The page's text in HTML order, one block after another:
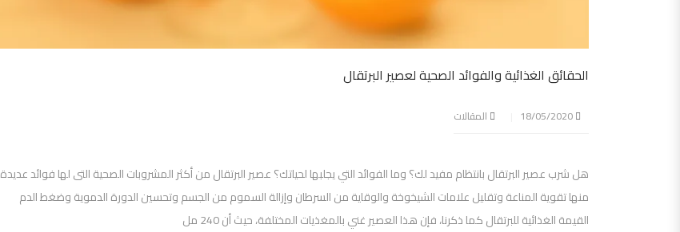
الحقائق الغذائية والفوائد الصحية لعصير البرتقال
المقالات
هل شرب عصير البرتقال بانتظام مفيد لك؟ وما الفوائد التي يجلبها لحياتك؟ عصير البرتقال من أكثر المشروبات الصحية التى لها فوائد عديدة
منها تقوية المناعة وتقليل علامات الشيخوخة والوقاية من السرطان وإزالة السموم من الجسم وتحسين الدورة الدموية وضغط الدم
القيمة الغذائية للبرتقال كما ذكرنا، فإن هذا العصير غني بالمغذيات المختلفة، حيث أن 240 مل